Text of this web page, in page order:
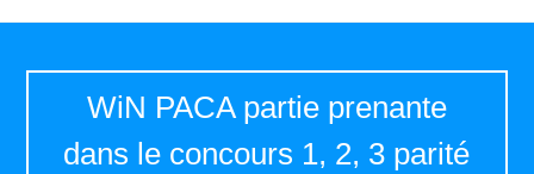
WiN PACA partie prenante
dans le concours 1, 2, 3 parité